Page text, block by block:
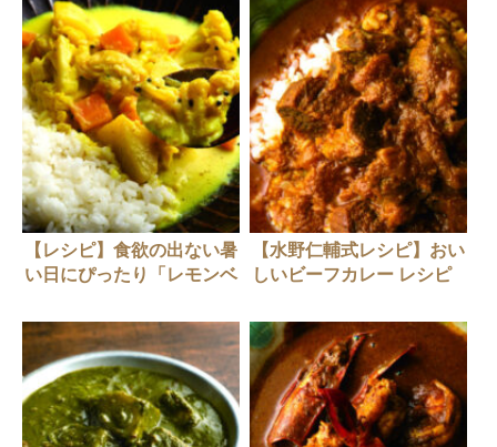
【レシピ】食欲の出ない暑
い日にぴったり「レモンベ
【水野仁輔式レシピ】おい
しいビーフカレー レシピ